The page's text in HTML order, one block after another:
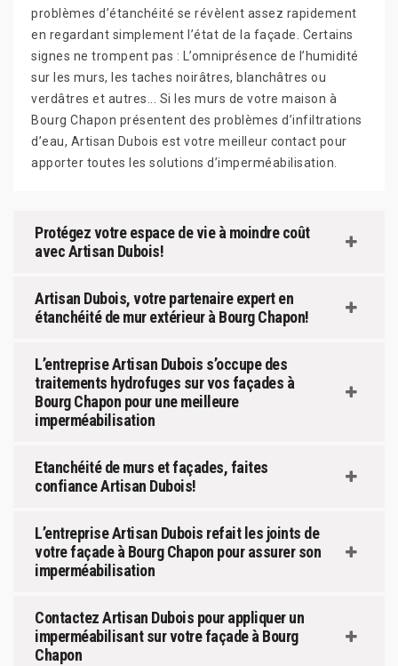
problèmes d’étanchéité se révèlent assez rapidement
en regardant simplement l’état de la façade. Certains
signes ne trompent pas : L’omniprésence de l’humidité
sur les murs, les taches noirâtres, blanchâtres ou
verdâtres et autres... Si les murs de votre maison à
Bourg Chapon présentent des problèmes d’infiltrations
d’eau, Artisan Dubois est votre meilleur contact pour
apporter toutes les solutions d’imperméabilisation.
Protégez votre espace de vie à moindre coût
avec Artisan Dubois!
Artisan Dubois, votre partenaire expert en
étanchéité de mur extérieur à Bourg Chapon!
L’entreprise Artisan Dubois s’occupe des
traitements hydrofuges sur vos façades à
Bourg Chapon pour une meilleure
imperméabilisation
Etanchéité de murs et façades, faites
confiance Artisan Dubois!
L’entreprise Artisan Dubois refait les joints de
votre façade à Bourg Chapon pour assurer son
imperméabilisation
Contactez Artisan Dubois pour appliquer un
imperméabilisant sur votre façade à Bourg
Chapon